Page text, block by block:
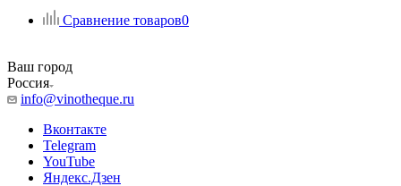
Сравнение товаров0
Ваш город
Россия
info@vinotheque.ru
Вконтакте
Telegram
YouTube
Яндекс.Дзен